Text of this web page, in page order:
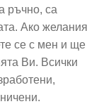
ръчно, са
Ако желания
се с мен и ще
Ви. Всички